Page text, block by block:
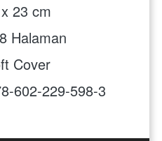
23 cm
Halaman
Cover
602-229-598-3